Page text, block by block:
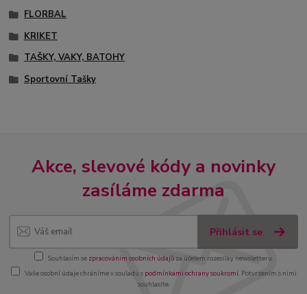
FLORBAL
KRIKET
TAŠKY, VAKY, BATOHY
Sportovní Tašky
Akce, slevové kódy a novinky
zasíláme zdarma
Přihlásit se
Souhlasím se zpracováním osobních údajůza účelem rozesílky newsletteru.
Vaše osobní údaje chráníme v souladu s podmínkami ochrany soukromí. Potvrzením s nimi
souhlasíte.